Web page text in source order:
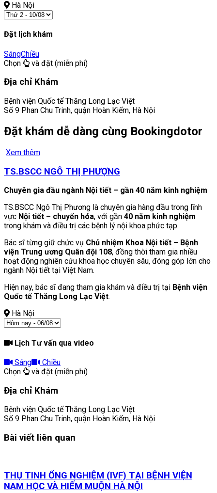
Hà Nội
Đặt lịch khám
SángChiều
Chọn
và đặt (miễn phí)
Địa chỉ Khám
Bệnh viện Quốc tế Thăng Long Lạc Việt
Số 9 Phan Chu Trinh, quận Hoàn Kiếm, Hà Nội
Đặt khám dễ dàng cùng Bookingdotor
Xem thêm
TS.BSCC NGÔ THỊ PHƯỢNG
Chuyên gia đầu ngành Nội tiết – gần 40 năm kinh nghiệm
TS.BSCC Ngô Thị Phương là chuyên gia hàng đầu trong lĩnh
vực Nội tiết – chuyển hóa, với gần 40 năm kinh nghiệm
trong khám và điều trị các bệnh lý nội khoa phức tạp.
Bác sĩ từng giữ chức vụ Chủ nhiệm Khoa Nội tiết – Bệnh
viện Trung ương Quân đội 108, đồng thời tham gia nhiều
hoạt động nghiên cứu khoa học chuyên sâu, đóng góp lớn cho
ngành Nội tiết tại Việt Nam.
Hiện nay, bác sĩ đang tham gia khám và điều trị tại Bệnh viện
Quốc tế Thăng Long Lạc Việt.
Hà Nội
Lịch Tư vấn qua video
Sáng
Chiều
Chọn
và đặt (miễn phí)
Địa chỉ Khám
Bệnh viện Quốc tế Thăng Long Lạc Việt
Số 9 Phan Chu Trinh, quận Hoàn Kiếm, Hà Nội
Bài viết liên quan
THỤ TINH ỐNG NGHIỆM (IVF) TẠI BỆNH VIỆN
NAM HỌC VÀ HIẾM MUỘN HÀ NỘI